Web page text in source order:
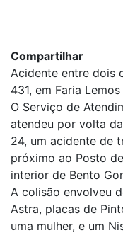
Compartilhar
Acidente entre dois
431, em Faria
O Serviço de
atendeu por volta
24, um acidente de
próximo ao Posto
interior de Bento
A colisão envolveu
Astra, placas de
uma mulher, e um